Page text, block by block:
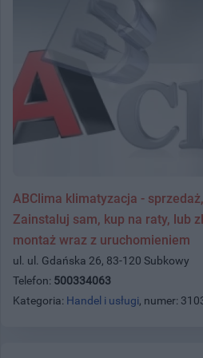
ABClima klimatyzacja -
Zainstaluj sam, kup na raty, lub
montaż wraz z uruchomieniem
ul. ul. Gdańska 26, 83-120 Subkowy
Telefon: 500334063
Kategoria: Handel i usługi, numer: